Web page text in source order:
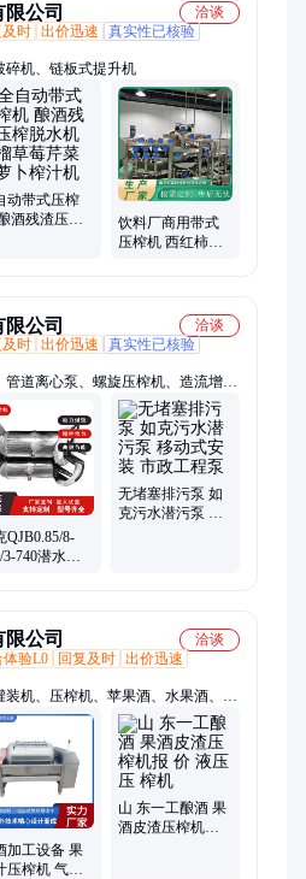
公司
洽谈
及时 出价迅速
真实性已核验
碎机、链板式提升机
动带式压榨
酒残渣压榨
饮料厂商用带式
压榨机 西红柿菠
公司
洽谈
及时 出价迅速
真实性已核验
管道离心泵、螺旋压榨机、造流增氧
机、潜水曝气机、潜水搅拌机、板框
液分离设备、水下管式增氧机、景观
器
QJB0.85/8-
3-740潜水搅
无堵塞排污泵 如
克污水潜污泵 移
公司
洽谈
体验L0 回复及时 出价迅速
机、压榨机、苹果酒、水果酒、自
蒸馏机、白兰地、封口机、榨汁机、
发酵桶、粉碎机、烧酒锅、发酵罐、
、电话自酿、量身定制
加工设备 果
压榨机 气囊
山 东一工酿酒 果
酒皮渣压榨机报